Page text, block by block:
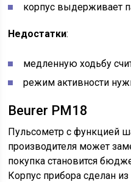
корпус выдерживает
Недостатки:
медленную ходьбу
режим активности
Beurer PM18
Пульсометр с функцией
производителя может
покупка становится
Корпус прибора сделан